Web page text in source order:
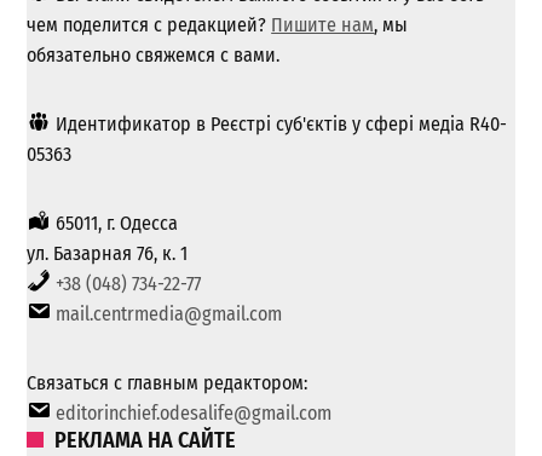
чем поделится с редакцией? Пишите нам, мы
обязательно свяжемся с вами.
Идентификатор в Реєстрі суб'єктів у сфері медіа R40-
05363
65011, г. Одесса
ул. Базарная 76, к. 1
+38 (048) 734-22-77
mail.centrmedia@gmail.com
Связаться с главным редактором:
editorinchief.odesalife@gmail.com
РЕКЛАМА НА САЙТЕ